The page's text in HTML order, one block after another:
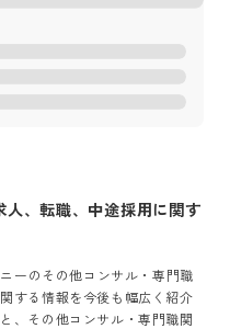
人、転職、中途採用に関す
ー の その他コンサル・専門職
する情報を今後も幅広く紹介
、
その他コンサル・専門職関